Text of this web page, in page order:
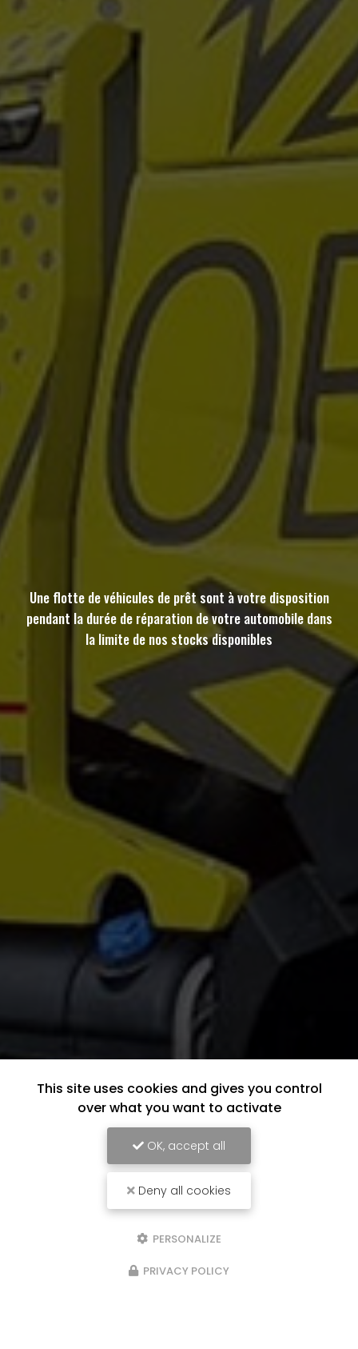
Une flotte de véhicules de prêt sont à votre disposition
pendant la durée de réparation de votre automobile dans
la limite de nos stocks disponibles
This site uses cookies and gives you control
over what you want to activate
OK, accept all
Deny all cookies
PERSONALIZE
PRIVACY POLICY